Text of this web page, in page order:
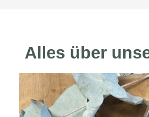
Alles über